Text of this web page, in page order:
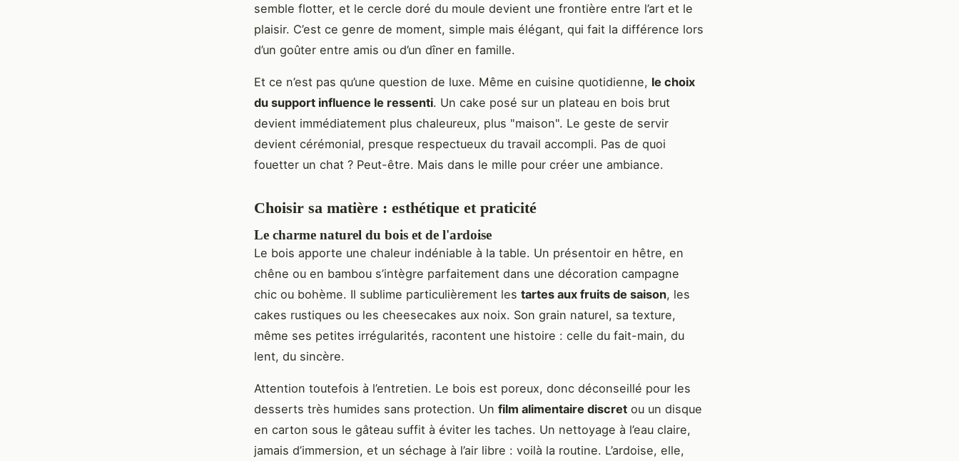
semble flotter, et le cercle doré du moule devient une frontière entre l’art et le
plaisir. C’est ce genre de moment, simple mais élégant, qui fait la différence lors
d’un goûter entre amis ou d’un dîner en famille.
Et ce n’est pas qu’une question de luxe. Même en cuisine quotidienne, le choix
du support influence le ressenti. Un cake posé sur un plateau en bois brut
devient immédiatement plus chaleureux, plus "maison". Le geste de servir
devient cérémonial, presque respectueux du travail accompli. Pas de quoi
fouetter un chat ? Peut-être. Mais dans le mille pour créer une ambiance.
Choisir sa matière : esthétique et praticité
Le charme naturel du bois et de l'ardoise
Le bois apporte une chaleur indéniable à la table. Un présentoir en hêtre, en
chêne ou en bambou s’intègre parfaitement dans une décoration campagne
chic ou bohème. Il sublime particulièrement les tartes aux fruits de saison, les
cakes rustiques ou les cheesecakes aux noix. Son grain naturel, sa texture,
même ses petites irrégularités, racontent une histoire : celle du fait-main, du
lent, du sincère.
Attention toutefois à l’entretien. Le bois est poreux, donc déconseillé pour les
desserts très humides sans protection. Un film alimentaire discret ou un disque
en carton sous le gâteau suffit à éviter les taches. Un nettoyage à l’eau claire,
jamais d’immersion, et un séchage à l’air libre : voilà la routine. L’ardoise, elle,